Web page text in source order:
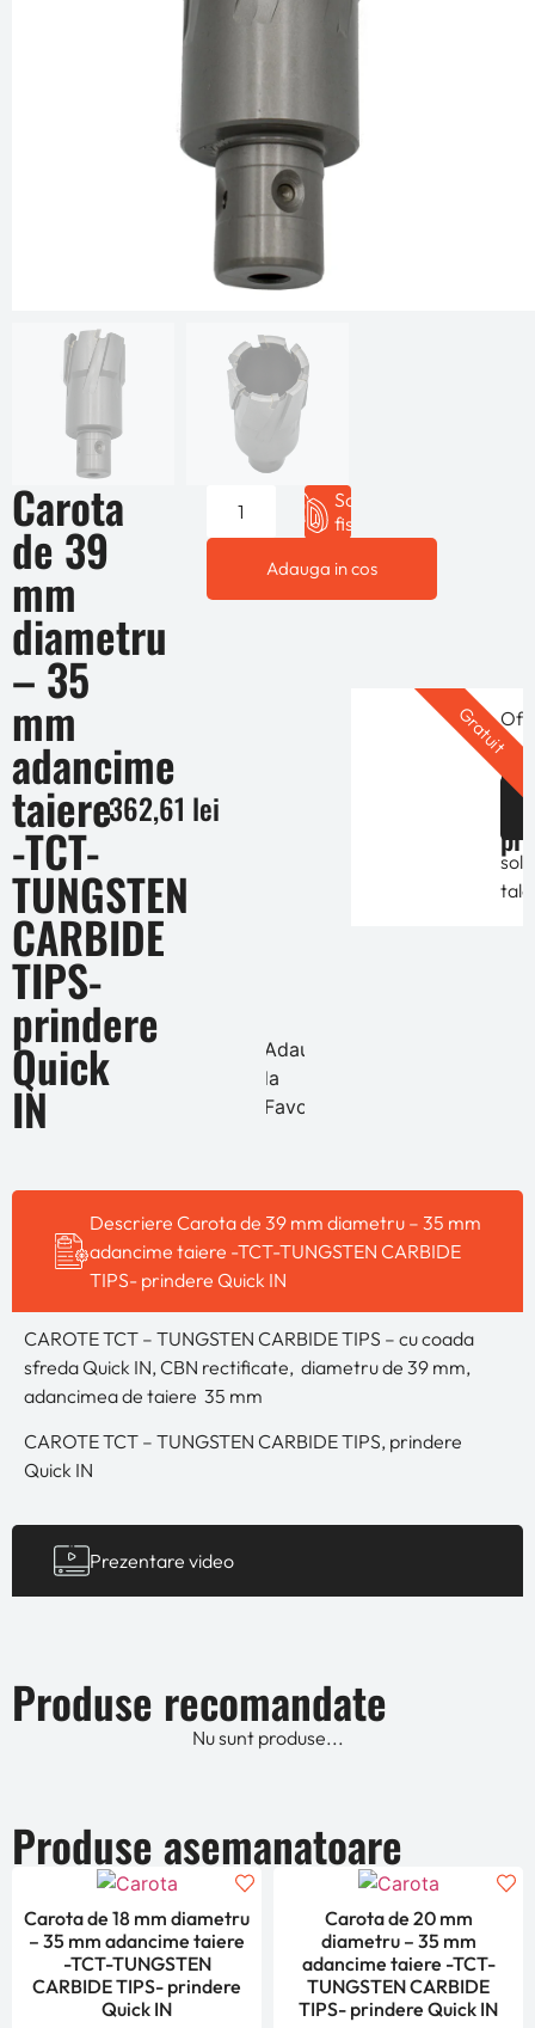
Carota
de 39
mm
diametru
– 35
mm
adancime
taiere
-TCT-
TUNGSTEN
CARBIDE
TIPS-
prindere
Quick
IN
362,61 lei
Adauga in cos
Adauga
la
Favorite
Solicita
fisa 3D
de
in
de
tale
Gratuit
Descriere Carota de 39 mm diametru – 35 mm
adancime taiere -TCT-TUNGSTEN CARBIDE
TIPS- prindere Quick IN
Prezentare video
CAROTE TCT – TUNGSTEN CARBIDE TIPS – cu coada
sfreda Quick IN, CBN rectificate, diametru de 39 mm,
adancimea de taiere 35 mm
CAROTE TCT – TUNGSTEN CARBIDE TIPS, prindere
Quick IN
Produse recomandate
Nu sunt produse...
Produse asemanatoare
Carota de 18 mm diametru
– 35 mm adancime taiere
-TCT-TUNGSTEN
CARBIDE TIPS- prindere
Quick IN
Carota de 20 mm
diametru – 35 mm
adancime taiere -TCT-
TUNGSTEN CARBIDE
TIPS- prindere Quick IN